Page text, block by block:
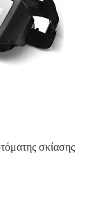
σκίασης